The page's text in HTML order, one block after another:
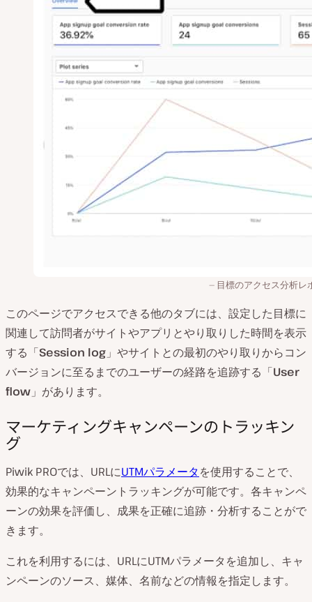
目標のアクセス分析レ
このページでアクセスできる他のタブには、設定した目標に
関連して訪問者がサイトやアプリとやり取りした時間を表示
する「Session log 」やサイトとの最初のやり取りからコン
バージョンに至るまでのユーザーの経路を追跡する「User
flow 」があります。
マーケティングキャンペーンのトラッキン
グ
Piwik PROでは、URLにUTMパラメータを使用することで、
効果的なキャンペーントラッキングが可能です。各キャンペ
ーンの効果を評価し、成果を正確に追跡・分析することがで
きます。
これを利用するには、URLにUTMパラメータを追加し、キャ
ンペーンのソース、媒体、名前などの情報を指定します。